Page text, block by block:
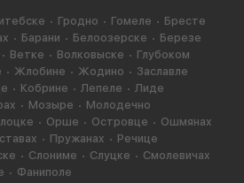
Гродно Гомеле
Бресте
Барани Белоозерске
Березе
Ветке Волковыске
Глубоком
Жлобине Жодино
Заславле
Кобрине Лепеле
Лиде
Мозыре
Молодечно
Орше Островце
Ошмянах
Пружанах
Речице
Слониме Слуцке
Смолевичах
Фаниполе